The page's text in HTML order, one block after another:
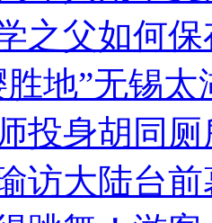
之父如何
胜地”无锡
投身胡同
访大陆台